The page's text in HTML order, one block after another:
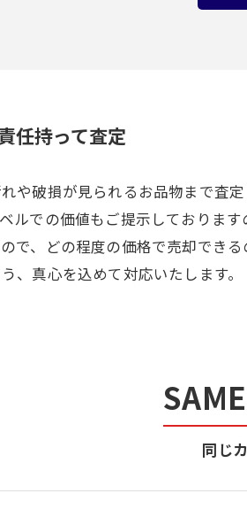
任持って査定
や破損が見られるお品物まで査
ルでの価値もご提示しておりま
で、どの程度の価格で売却でき
、真心を込めて対応いたします。
同じ